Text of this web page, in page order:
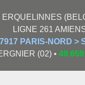
ERQUELINNES
LIGNE 261
PARIS-NORD >
(02) •